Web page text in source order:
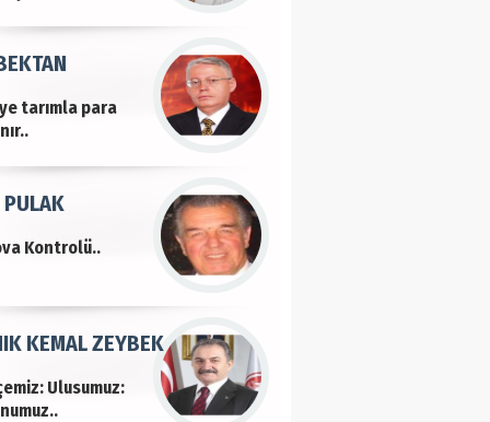
tarımla para
Kontrolü..
PULAK
Ulusumuz:
KEMAL ZEYBEK